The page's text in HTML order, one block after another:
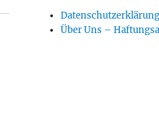
Datenschutzerklärung
Über Uns –